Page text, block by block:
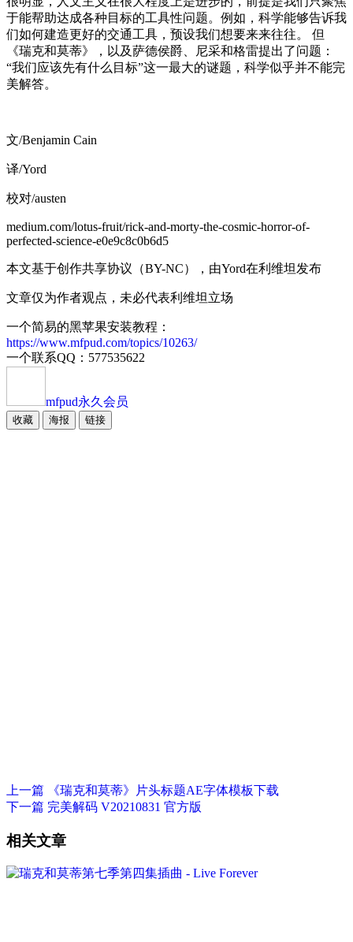
于能帮助达成各种目标的工具性问题。例如，科学能够告诉我
们如何建造更好的交通工具，预设我们想要来来往往。 但
《瑞克和莫蒂》，以及萨德侯爵、尼采和格雷提出了问题：
“我们应该先有什么目标”这一最大的谜题，科学似乎并不能完
美解答。
文/Benjamin Cain
译/Yord
校对/austen
medium.com/lotus-fruit/rick-and-morty-the-cosmic-horror-of-
perfected-science-e0e9c8c0b6d5
本文基于创作共享协议（BY-NC），由Yord在利维坦发布
文章仅为作者观点，未必代表利维坦立场
一个简易的黑苹果安装教程：
https://www.mfpud.com/topics/10263/
一个联系QQ：577535622
mfpud永久会员
收藏 海报 链接
上一篇
《瑞克和莫蒂》片头标题AE字体模板下载
下一篇 完美解码 V20210831 官方版
相关文章